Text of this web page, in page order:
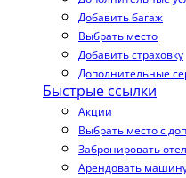
Добавить багаж
Выбрать место
Добавить страховку
Дополнительные
Быстрые ссылки
Акции
Выбрать место с
Забронировать
Арендовать